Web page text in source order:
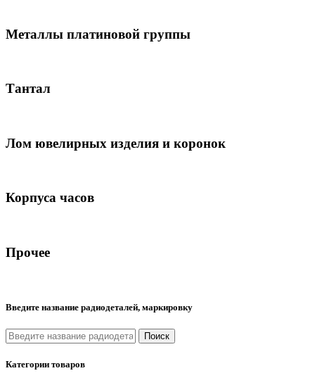
Металлы платиновой группы
Тантал
Лом ювелирных изделия и коронок
Корпуса часов
Прочее
Введите название радиодеталей, маркировку
Поиск
Категории товаров